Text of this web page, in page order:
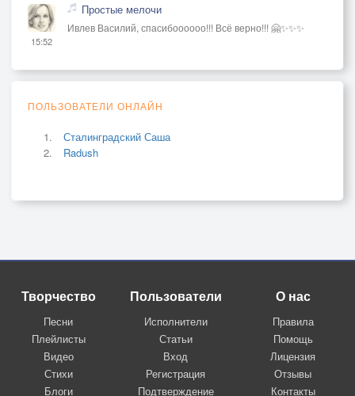
15:52
Простые мелочи
Ивлев Василий, спасибоооооо!!! Всё верно!!! 🤗✨✨✨
ПОЛЬЗОВАТЕЛИ ОНЛАЙН
Сталинградский Саша
Radush
Творчество
Песни
Плейлисты
Видео
Стихи
Блоги
Пользователи
Исполнители
Статьи
Вход
Регистрация
Подтверждение
О нас
Правила
Помощь
Лицензия
Отзывы
Контакты